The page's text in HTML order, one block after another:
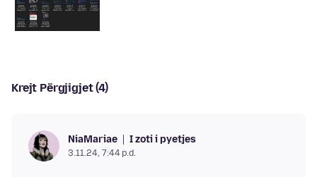
Krejt Përgjigjet (4)
NiaMariae I zoti i pyetjes
3.11.24, 7:44 p.d.